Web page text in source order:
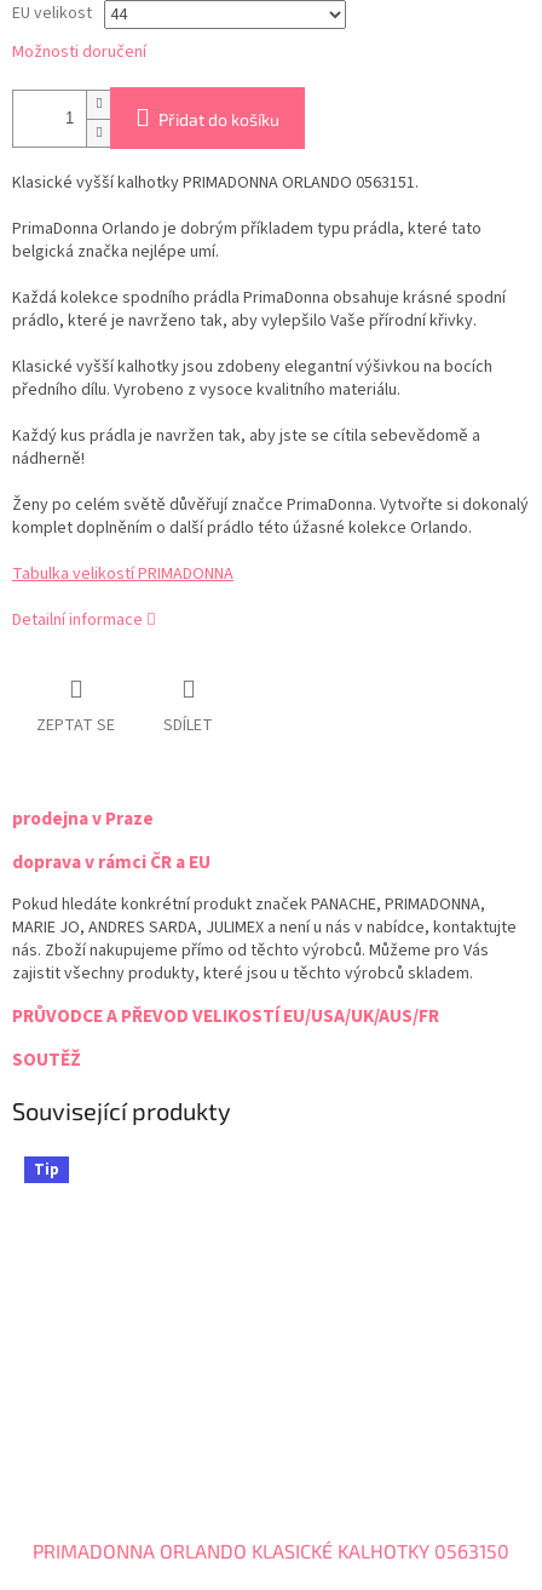
EU velikost
Možnosti doručení
Přidat do košíku
Klasické vyšší kalhotky PRIMADONNA ORLANDO 0563151.
PrimaDonna Orlando je dobrým příkladem typu prádla, které tato
belgická značka nejlépe umí.
Každá kolekce spodního prádla PrimaDonna obsahuje krásné spodní
prádlo, které je navrženo tak, aby vylepšilo Vaše přírodní křivky.
Klasické vyšší kalhotky jsou zdobeny elegantní výšivkou na bocích
předního dílu. Vyrobeno z vysoce kvalitního materiálu.
Každý kus prádla je navržen tak, aby jste se cítila sebevědomě a
nádherně!
Ženy po celém světě důvěřují značce PrimaDonna. Vytvořte si dokonalý
komplet doplněním o další prádlo této úžasné kolekce Orlando.
Tabulka velikostí PRIMADONNA
Detailní informace
ZEPTAT SE SDÍLET
prodejna v Praze
doprava v rámci ČR a EU
Pokud hledáte konkrétní produkt značek PANACHE, PRIMADONNA,
MARIE JO, ANDRES SARDA, JULIMEX a není u nás v nabídce, kontaktujte
nás. Zboží nakupujeme přímo od těchto výrobců. Můžeme pro Vás
zajistit všechny produkty, které jsou u těchto výrobců skladem.
PRŮVODCE A PŘEVOD VELIKOSTÍ EU/USA/UK/AUS/FR
SOUTĚŽ
Související produkty
Tip
PRIMADONNA ORLANDO KLASICKÉ KALHOTKY 0563150